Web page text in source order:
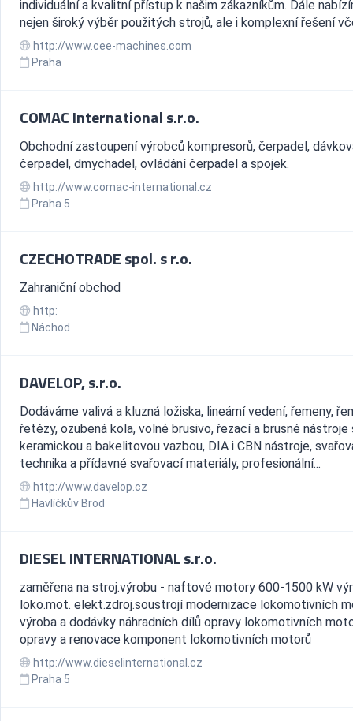
individuální a kvalitní přístup k našim zákazníkům. Dále
nejen široký výběr použitých strojů, ale i komplexní řešení
http://www.cee-machines.com
Praha
COMAC International s.r.o.
Obchodní zastoupení výrobců kompresorů, čerpadel,
čerpadel, dmychadel, ovládání čerpadel a spojek.
http://www.comac-international.cz
Praha 5
CZECHOTRADE spol. s r.o.
Zahraniční obchod
http:
Náchod
DAVELOP, s.r.o.
Dodáváme valivá a kluzná ložiska, lineární vedení, řemeny,
řetězy, ozubená kola, volné brusivo, řezací a brusné nástroje
keramickou a bakelitovou vazbou, DIA i CBN nástroje,
technika a přídavné svařovací materiály, profesionální...
http://www.davelop.cz
Havlíčkův Brod
DIESEL INTERNATIONAL s.r.o.
zaměřena na stroj.výrobu - naftové motory 600-1500 kW
loko.mot. elekt.zdroj.soustrojí modernizace lokomotivních
výroba a dodávky náhradních dílů opravy lokomotivních
opravy a renovace komponent lokomotivních motorů
http://www.dieselinternational.cz
Praha 5